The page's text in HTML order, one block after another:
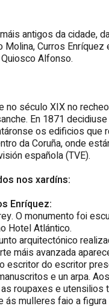
antigos da cidade,
Molina, Curros
Alfonso.
no século XIX no
En 1871
os edificios que
da Coruña, onde
española (TVE).
nos xardíns:
Enríquez:
O monumento foi
Hotel Atlántico.
arquitectónico
máis avanzada
escritor do escritor
e un arpa.
roupaxes e utensilios
ás mulleres faio a figura